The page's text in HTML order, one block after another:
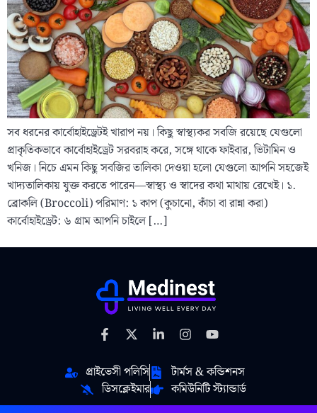
সব ধরনের কার্বোহাইড্রেটই খারাপ নয়। কিছু স্বাস্থ্যকর সবজি রয়েছে যেগুলো
প্রাকৃতিকভাবে কার্বোহাইড্রেট সরবরাহ করে, সঙ্গে থাকে ফাইবার, ভিটামিন ও
খনিজ। নিচে এমন কিছু সবজির তালিকা দেওয়া হলো যেগুলো আপনি সহজেই
খাদ্যতালিকায় যুক্ত করতে পারেন—স্বাস্থ্য ও স্বাদের কথা মাথায় রেখেই। ১.
ব্রোকলি (Broccoli) পরিমাণ: ১ কাপ (কুচানো, কাঁচা বা রান্না করা)
কার্বোহাইড্রেট: ৬ গ্রাম আপনি চাইলে […]
প্রাইভেসী পলিসি
টার্মস & কন্ডিশনস
ডিসক্লেইমার
কমিউনিটি স্ট্যান্ডার্ড